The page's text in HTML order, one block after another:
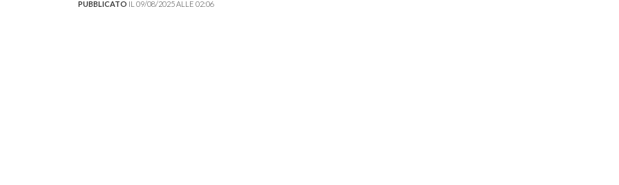
PUBBLICATO IL 09/08/2025 ALLE 02:06